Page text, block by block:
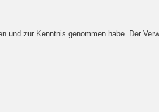
und zur Kenntnis genommen habe. Der